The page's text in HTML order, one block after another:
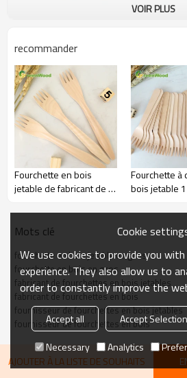
Article.#
GW-2410
Article.#
GW-2425
Article.#
GW-2413
VOIR PLUS
recommander
Fourchette en bois
jetable de fabricant de la
Fourchettes en bois en
gros
Fourchette à
bois jetable
gros
Mots clé
fourchette en bois jetable en gros
fourchette en bois en gros
fabricant de fourchettes en bois jetables
fabricant de fourchettes en bois
fournisseur de fourchettes en bois jetables
fournisseur de fourchettes en bois
AJOUTER À LA LISTE DE SOUHAITS
Cookie
We use cookies to provide you
experience. They also allow us to
order to constantly improve the
Accept all Accept Selection
Necessary
Analytics